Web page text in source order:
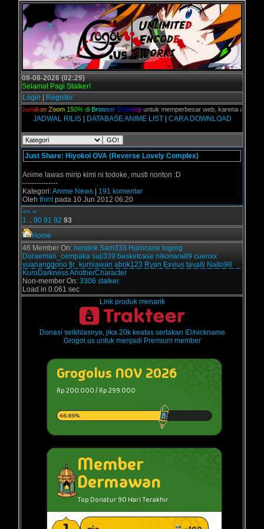
08-08-2026 (02:29)
Selamat Pagi Stalker!
Login
Register
unakan Zoom 1 50% di B rowser D esktopuntuk memperbesar web, karena aslinya
JADWAL RILIS| DATABASE ANIME LIST| CARA DOWNLOAD
Just Share: Hiyokoi OVA (Reverse Lovely Complex)
Anime lawas mirip kimi ni todoke, musti nonton :D
---------------
Kategori:Anime News
191 komentar
Oleh
Ihintpada 10 Jun 2012 06:20
<< <
1 .. 90 91 92 93
Home
46 Member On: hendrik Sam333 Hurricane logorg
Doraeman_cempaka suji339 basketcase nikonara89 cuenxx
yuananggono fjr_kurniawan abok123 Ryan Exvius tavaili Naito98
KuroDarknessAnotherCharacter
Non-member On: 3306 stalker.
Load in 0.061 sec
Link produk menarik
Donasi seikhlasnya, jika 20k keatas sertakan ID/nickname
Grogol.us untuk menjadi Premium member